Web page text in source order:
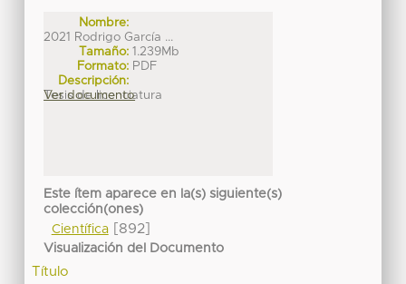
Nombre:
2021 Rodrigo García ...
Tamaño: 1.239Mb
Formato: PDF
Descripción:
Tesis de licenciatura
Ver documento
Este ítem aparece en la(s) siguiente(s)
colección(ones)
Científica[892]
Visualización del Documento
Título